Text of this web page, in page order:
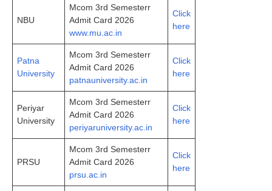
NBU
Mcom 3rd Semesterr
Admit Card 2026
www.mu.ac.in
Click
here
Patna
University
Mcom 3rd Semesterr
Admit Card 2026
patnauniversity.ac.in
Click
here
Periyar
University
Mcom 3rd Semesterr
Admit Card 2026
periyaruniversity.ac.in
Click
here
PRSU
Mcom 3rd Semesterr
Admit Card 2026
prsu.ac.in
Click
here